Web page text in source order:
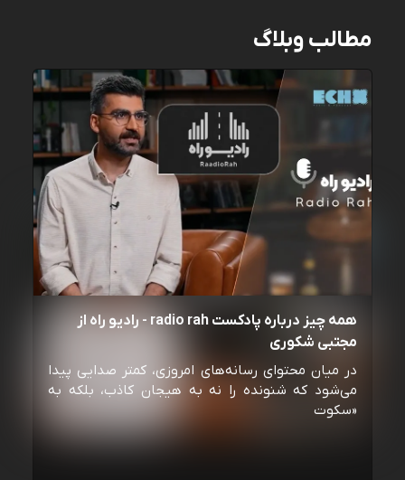
مطالب وبلاگ
همه چیز درباره پادکست radio rah - رادیو راه از
مجتبی شکوری
در میان محتوای رسانه‌های امروزی، کمتر صدایی پیدا
می‌شود که شنونده را نه به هیجان کاذب، بلکه به
«سکوت